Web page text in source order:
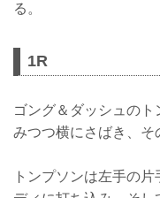
る。
1R
ゴング＆ダッシュの
みつつ横にさばき、そ
トンプソンは左手の